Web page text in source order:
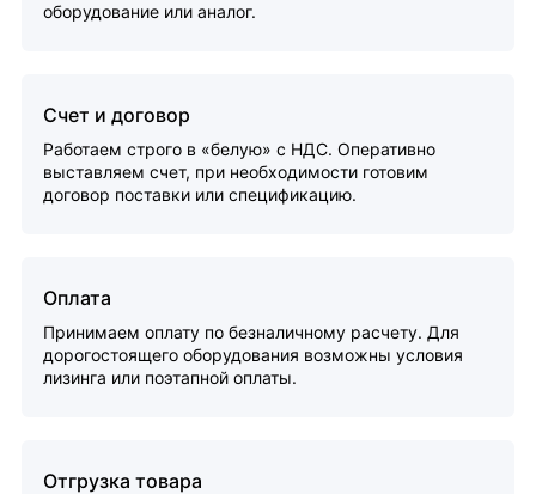
оборудование или аналог.
Счет и договор
Работаем строго в «белую» с НДС. Оперативно
выставляем счет, при необходимости готовим
договор поставки или спецификацию.
Оплата
Принимаем оплату по безналичному расчету. Для
дорогостоящего оборудования возможны условия
лизинга или поэтапной оплаты.
Отгрузка товара